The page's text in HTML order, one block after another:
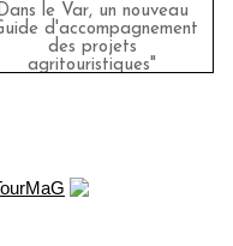
Dans le Var, un nouveau
d'accompagnement
des projets
agritouristiques"